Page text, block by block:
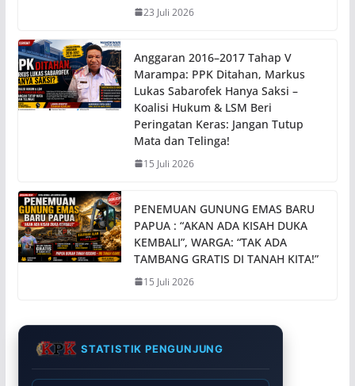
23 Juli 2026
Anggaran 2016–2017 Tahap V
Marampa: PPK Ditahan, Markus
Lukas Sabarofek Hanya Saksi –
Koalisi Hukum & LSM Beri
Peringatan Keras: Jangan Tutup
Mata dan Telinga!
15 Juli 2026
PENEMUAN GUNUNG EMAS BARU
PAPUA : “AKAN ADA KISAH DUKA
KEMBALI”, WARGA: “TAK ADA
TAMBANG GRATIS DI TANAH KITA!”
15 Juli 2026
STATISTIK PENGUNJUNG